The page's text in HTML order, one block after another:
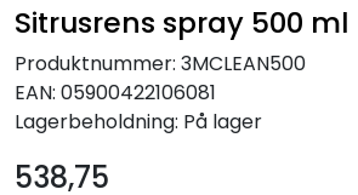
Sitrusrens spray 500 ml
Produktnummer: 3MCLEAN500
EAN: 05900422106081
Lagerbeholdning: På lager
538,75